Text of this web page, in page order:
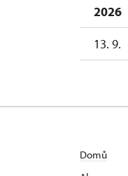
2026
13. 9.
Domů